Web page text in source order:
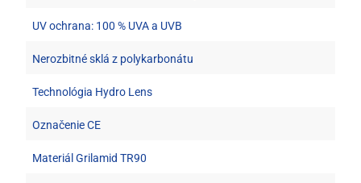
UV ochrana: 100 % UVA a UVB
Nerozbitné sklá z polykarbonátu
Technológia Hydro Lens
Označenie CE
Materiál Grilamid TR90